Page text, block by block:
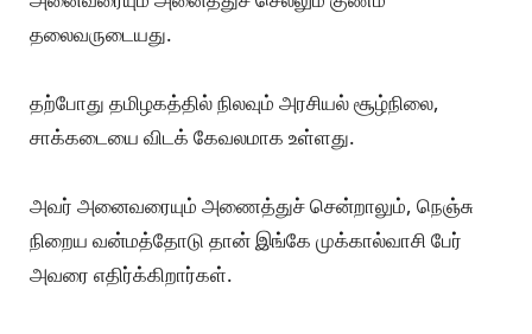
கே: அரசியல் ஒரு சாக்கடை. அது ரஜினிக்கு ஒத்து வராது.